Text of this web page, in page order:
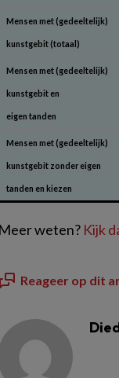
Mensen met (gedeeltelijk)
kunstgebit (totaal)
Mensen met (gedeeltelijk)
kunstgebit en
eigen tanden
Mensen met (gedeeltelijk)
kunstgebit zonder eigen
tanden en kiezen
Meer weten? Kijk
Reageer op dit